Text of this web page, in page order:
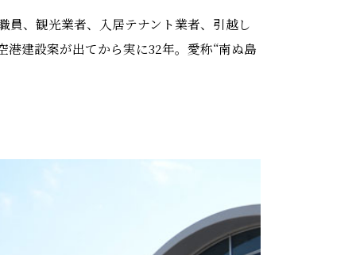
、観光業者、入居テナント業者、引越し
建設案が出てから実に32年。愛称“南ぬ島